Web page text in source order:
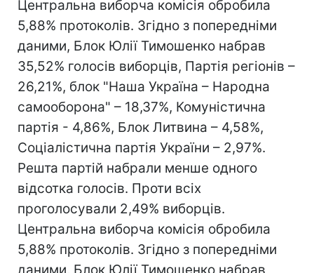
Центральна виборча комісія обробила
5,88% протоколів. Згідно з попередніми
даними, Блок Юлії Тимошенко набрав
35,52% голосів виборців, Партія регіонів –
26,21%, блок "Наша Україна – Народна
самооборона" – 18,37%, Комуністична
партія - 4,86%, Блок Литвина – 4,58%,
Соціалістична партія України – 2,97%.
Решта партій набрали менше одного
відсотка голосів. Проти всіх
проголосували 2,49% виборців.
Центральна виборча комісія обробила
5,88% протоколів. Згідно з попередніми